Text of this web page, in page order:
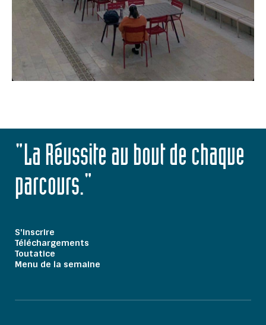
"La Réussite au bout de chaque
parcours."
S'inscrire
Téléchargements
Toutatice
Menu de la semaine